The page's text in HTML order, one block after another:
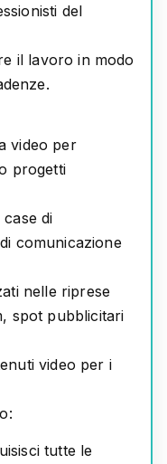
del
il lavoro in modo
video per
progetti
di
comunicazione
nelle riprese
spot pubblicitari
video per i
tutte le